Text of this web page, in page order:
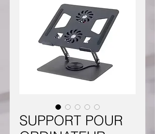
SUPPORT POUR